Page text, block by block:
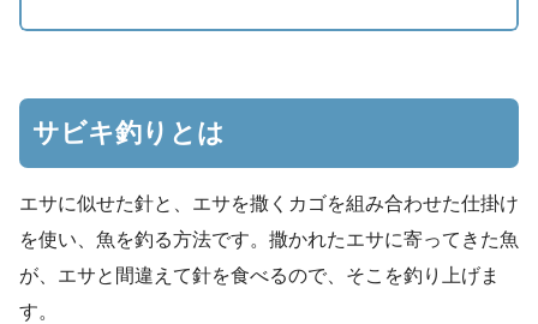
サビキ釣りとは
エサに似せた針と、エサを撒くカゴを組み合わせた仕掛け
を使い、魚を釣る方法です。撒かれたエサに寄ってきた魚
が、エサと間違えて針を食べるので、そこを釣り上げま
す。